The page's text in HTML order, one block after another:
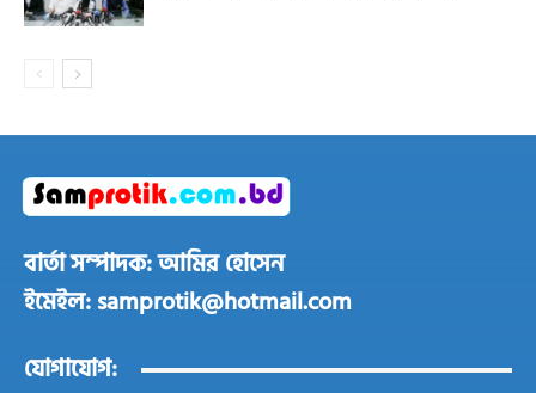
বার্তা সম্পাদক: আমির হোসেন
ইমেইল: samprotik@hotmail.com
যোগাযোগ: